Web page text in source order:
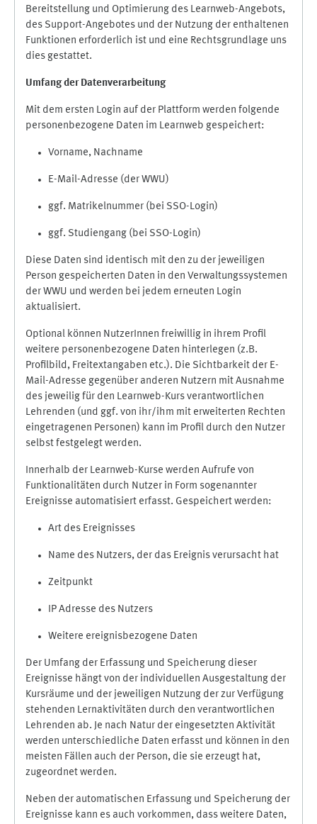
Bereitstellung und Optimierung des Learnweb-Angebots,
des Support-Angebotes und der Nutzung der enthaltenen
Funktionen erforderlich ist und eine Rechtsgrundlage uns
dies gestattet.
Umfang der Datenverarbeitung
Mit dem ersten Login auf der Plattform werden folgende
personenbezogene Daten im Learnweb gespeichert:
Vorname, Nachname
E-Mail-Adresse (der WWU)
ggf. Matrikelnummer (bei SSO-Login)
ggf. Studiengang (bei SSO-Login)
Diese Daten sind identisch mit den zu der jeweiligen
Person gespeicherten Daten in den Verwaltungssystemen
der WWU und werden bei jedem erneuten Login
aktualisiert.
Optional können NutzerInnen freiwillig in ihrem Profil
weitere personenbezogene Daten hinterlegen (z.B.
Profilbild, Freitextangaben etc.). Die Sichtbarkeit der E-
Mail-Adresse gegenüber anderen Nutzern mit Ausnahme
des jeweilig für den Learnweb-Kurs verantwortlichen
Lehrenden (und ggf. von ihr/ihm mit erweiterten Rechten
eingetragenen Personen) kann im Profil durch den Nutzer
selbst festgelegt werden.
Innerhalb der Learnweb-Kurse werden Aufrufe von
Funktionalitäten durch Nutzer in Form sogenannter
Ereignisse automatisiert erfasst. Gespeichert werden:
Art des Ereignisses
Name des Nutzers, der das Ereignis verursacht hat
Zeitpunkt
IP Adresse des Nutzers
Weitere ereignisbezogene Daten
Der Umfang der Erfassung und Speicherung dieser
Ereignisse hängt von der individuellen Ausgestaltung der
Kursräume und der jeweiligen Nutzung der zur Verfügung
stehenden Lernaktivitäten durch den verantwortlichen
Lehrenden ab. Je nach Natur der eingesetzten Aktivität
werden unterschiedliche Daten erfasst und können in den
meisten Fällen auch der Person, die sie erzeugt hat,
zugeordnet werden.
Neben der automatischen Erfassung und Speicherung der
Ereignisse kann es auch vorkommen, dass weitere Daten,